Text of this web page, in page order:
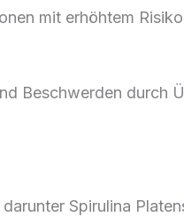
mit erhöhtem
Beschwerden durch
Spirulina